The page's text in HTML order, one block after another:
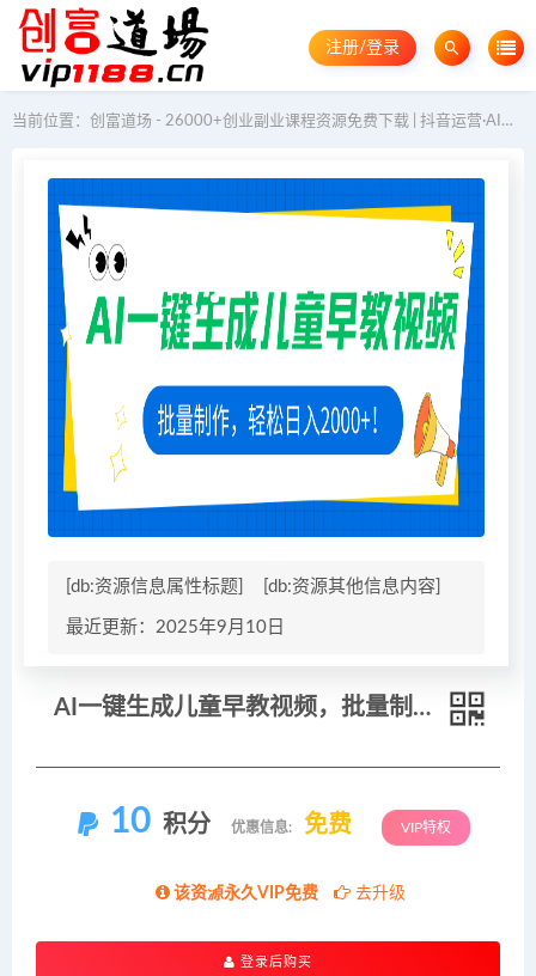
注册/登录
当前位置： 创富道场 - 26000+创业副业课程资源免费下载 | 抖音运营·AI教程·GEO优化
[db:资源信息属性标题] [db:资源其他信息内容]
最近更新：2025年9月10日
AI一键生成儿童早教视频，批量制作，轻松日入2000+！
10 积分 优惠信息: 免费 VIP特权
该资源永久VIP免费 去升级
登录后购买